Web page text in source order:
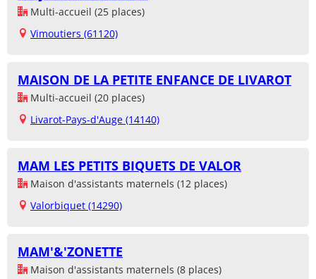
Multi-accueil (25 places)
Vimoutiers (61120)
MAISON DE LA PETITE ENFANCE DE LIVAROT
Multi-accueil (20 places)
Livarot-Pays-d'Auge (14140)
MAM LES PETITS BIQUETS DE VALOR
Maison d'assistants maternels (12 places)
Valorbiquet (14290)
MAM'&'ZONETTE
Maison d'assistants maternels (8 places)